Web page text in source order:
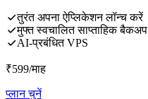
तुरंत अपना ऐप्लिकेशन लॉन्च करें
मुफ्त स्वचालित साप्ताहिक बैकअप
AI-प्रबंधित VPS
₹599/माह
प्लान चुनें